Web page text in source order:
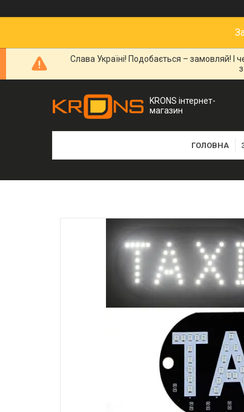
Слава Україні! Подобається – замовляй! І
KRONS інтернет-
магазин
ГОЛОВНА